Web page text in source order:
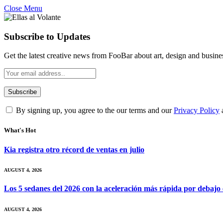
Close Menu
Subscribe to Updates
Get the latest creative news from FooBar about art, design and
By signing up, you agree to the our terms and ourPrivacy Policy
What's Hot
Kia registra otro récord de ventas en julio
AUGUST 4, 2026
Los 5 sedanes del 2026 con la aceleración más rápida por debajo
AUGUST 4, 2026